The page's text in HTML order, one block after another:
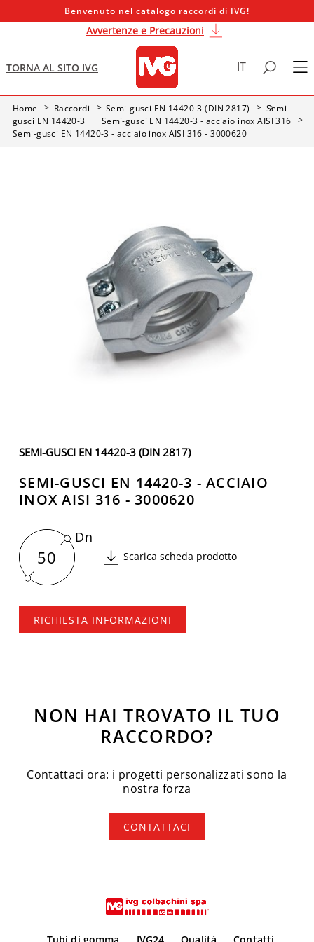
Benvenuto nel catalogo raccordi di IVG!
Avvertenze e Precauzioni
TORNA AL SITO IVG IT
Home Raccordi Semi-gusci EN 14420-3 (DIN 2817)
Semi-
gusci EN 14420-3
Semi-gusci EN 14420-3 - acciaio inox AISI 316
Semi-gusci EN 14420-3 - acciaio inox AISI 316 - 3000620
SEMI-GUSCI EN 14420-3 (DIN 2817)
SEMI-GUSCI EN 14420-3 - ACCIAIO
INOX AISI 316 - 3000620
50
Dn
Scarica scheda prodotto
RICHIESTA INFORMAZIONI
NON HAI TROVATO IL TUO
RACCORDO?
Contattaci ora: i progetti personalizzati sono la
nostra forza
CONTATTACI
Tubi di gomma IVG24 Qualità Contatti